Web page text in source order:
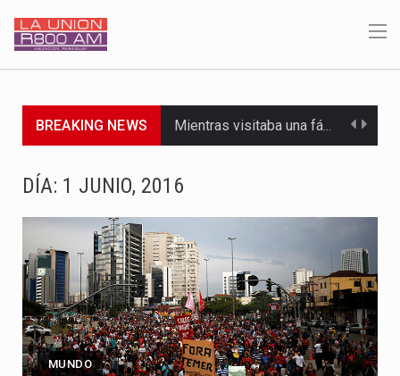
BREAKING NEWS
El presidente de la República se encontraba en el aeropuerto…
Una familia atravesó momentos de extrema tensión durante la madrugada…
Fretes se refirió concretamente al recorrido que realizó este jueves…
DÍA: 1 JUNIO, 2016
MUNDO